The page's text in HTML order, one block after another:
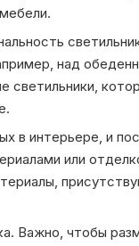
над
светильники,
в интерьере, и
или
Важно, чтобы